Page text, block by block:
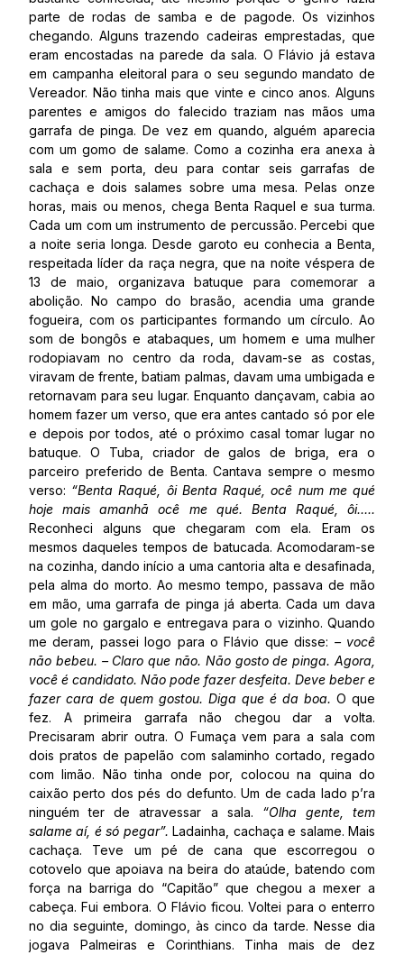
parte de rodas de samba e de pagode. Os vizinhos
chegando. Alguns trazendo cadeiras emprestadas, que
eram encostadas na parede da sala. O Flávio já estava
em campanha eleitoral para o seu segundo mandato de
Vereador. Não tinha mais que vinte e cinco anos. Alguns
parentes e amigos do falecido traziam nas mãos uma
garrafa de pinga. De vez em quando, alguém aparecia
com um gomo de salame. Como a cozinha era anexa à
sala e sem porta, deu para contar seis garrafas de
cachaça e dois salames sobre uma mesa. Pelas onze
horas, mais ou menos, chega Benta Raquel e sua turma.
Cada um com um instrumento de percussão. Percebi que
a noite seria longa. Desde garoto eu conhecia a Benta,
respeitada líder da raça negra, que na noite véspera de
13 de maio, organizava batuque para comemorar a
abolição. No campo do brasão, acendia uma grande
fogueira, com os participantes formando um círculo. Ao
som de bongôs e atabaques, um homem e uma mulher
rodopiavam no centro da roda, davam-se as costas,
viravam de frente, batiam palmas, davam uma umbigada e
retornavam para seu lugar. Enquanto dançavam, cabia ao
homem fazer um verso, que era antes cantado só por ele
e depois por todos, até o próximo casal tomar lugar no
batuque. O Tuba, criador de galos de briga, era o
parceiro preferido de Benta. Cantava sempre o mesmo
verso: “Benta Raqué, ôi Benta Raqué, ocê num me qué
hoje mais amanhã ocê me qué. Benta Raqué, ôi…..
Reconheci alguns que chegaram com ela. Eram os
mesmos daqueles tempos de batucada. Acomodaram-se
na cozinha, dando início a uma cantoria alta e desafinada,
pela alma do morto. Ao mesmo tempo, passava de mão
em mão, uma garrafa de pinga já aberta. Cada um dava
um gole no gargalo e entregava para o vizinho. Quando
me deram, passei logo para o Flávio que disse: – você
não bebeu. – Claro que não. Não gosto de pinga. Agora,
você é candidato. Não pode fazer desfeita. Deve beber e
fazer cara de quem gostou. Diga que é da boa. O que
fez. A primeira garrafa não chegou dar a volta.
Precisaram abrir outra. O Fumaça vem para a sala com
dois pratos de papelão com salaminho cortado, regado
com limão. Não tinha onde por, colocou na quina do
caixão perto dos pés do defunto. Um de cada lado p’ra
ninguém ter de atravessar a sala. “Olha gente, tem
salame aí, é só pegar”.Ladainha, cachaça e salame. Mais
cachaça. Teve um pé de cana que escorregou o
cotovelo que apoiava na beira do ataúde, batendo com
força na barriga do “Capitão” que chegou a mexer a
cabeça. Fui embora. O Flávio ficou. Voltei para o enterro
no dia seguinte, domingo, às cinco da tarde. Nesse dia
jogava Palmeiras e Corinthians. Tinha mais de dez